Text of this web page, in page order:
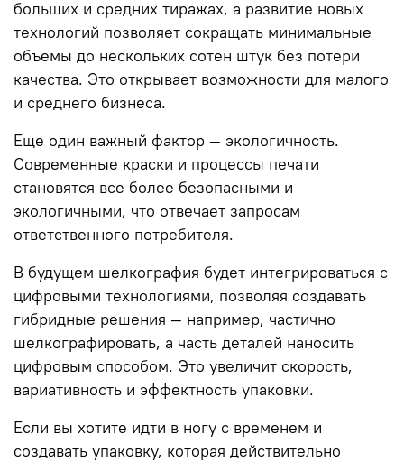
больших и средних тиражах, а развитие новых
технологий позволяет сокращать минимальные
объемы до нескольких сотен штук без потери
качества. Это открывает возможности для малого
и среднего бизнеса.
Еще один важный фактор — экологичность.
Современные краски и процессы печати
становятся все более безопасными и
экологичными, что отвечает запросам
ответственного потребителя.
В будущем шелкография будет интегрироваться с
цифровыми технологиями, позволяя создавать
гибридные решения — например, частично
шелкографировать, а часть деталей наносить
цифровым способом. Это увеличит скорость,
вариативность и эффектность упаковки.
Если вы хотите идти в ногу с временем и
создавать упаковку, которая действительно